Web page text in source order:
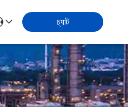
চ্যাট